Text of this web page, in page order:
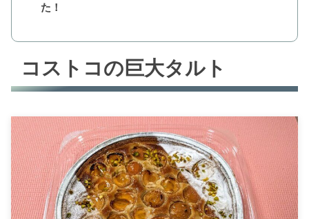
た！
コストコの巨大タルト